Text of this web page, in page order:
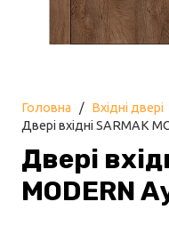
Головна / Вхідні двері
Двері вхідні SARMAK
Двері
MODERN